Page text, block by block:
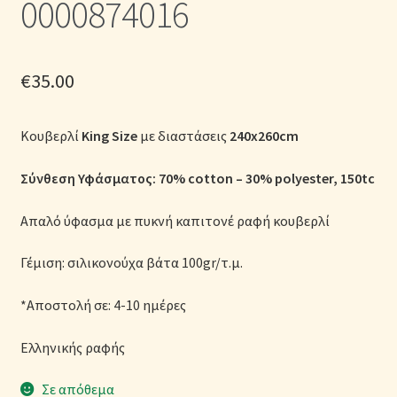
Μονόχρωμες Παπλωματοθήκες
Πικέ Κουβέρτες
Πληρωμές
Πολιτική cookie
0000874016
€35.00
Κουβερλί King Size με διαστάσεις 240x260cm
Σύνθεση Υφάσματος: 70% cotton – 30% polyester, 150tc
Απαλό ύφασμα με πυκνή καπιτονέ ραφή κουβερλί
Γέμιση: σιλικονούχα βάτα 100gr/τ.μ.
*Αποστολή σε: 4-10 ημέρες
Ελληνικής ραφής
Σε απόθεμα